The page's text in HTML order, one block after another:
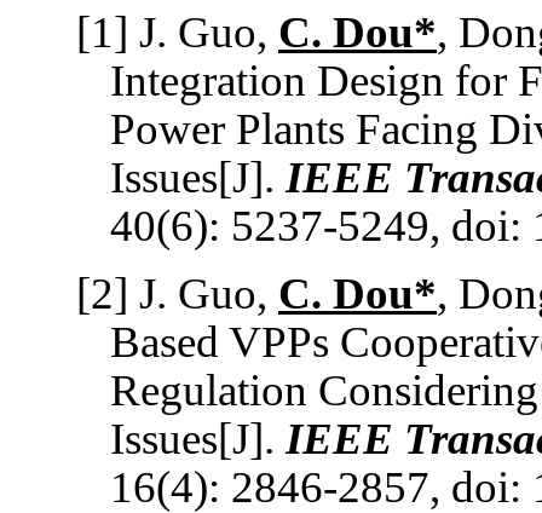
[1] J. Guo, C. Dou*,
Integration Design for
Power Plants Facing
Issues[J]. IEEE
40(6): 5237-5249, doi:
[2] J. Guo, C. Dou*,
Based VPPs
Regulation
Issues[J]. IEEE
16(4): 2846-2857, doi: